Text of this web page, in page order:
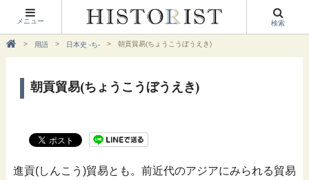
メニュー 検索
用語 日本史 -ち- 朝貢貿易(ちょうこうぼうえき)
朝貢貿易(ちょうこうぼうえき)
進貢(しんこう)貿易とも。前近代のアジアにみられる貿易